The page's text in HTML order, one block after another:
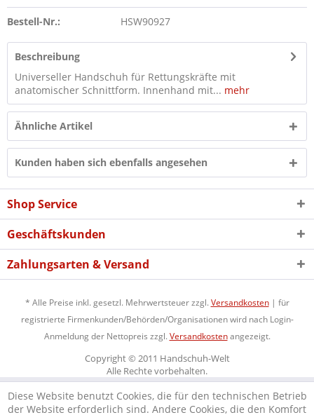
Bestell-Nr.: HSW90927
Beschreibung
Universeller Handschuh für Rettungskräfte mit
anatomischer Schnittform. Innenhand mit... mehr
Ähnliche Artikel
Kunden haben sich ebenfalls angesehen
Shop Service
Geschäftskunden
Zahlungsarten & Versand
* Alle Preise inkl. gesetzl. Mehrwertsteuer zzgl. Versandkosten| für
registrierte Firmenkunden/Behörden/Organisationen wird nach Login-
Anmeldung der Nettopreis zzgl. Versandkostenangezeigt.
Copyright © 2011 Handschuh-Welt
Alle Rechte vorbehalten.
Diese Website benutzt Cookies, die für den technischen Betrieb
der Website erforderlich sind. Andere Cookies, die den Komfort